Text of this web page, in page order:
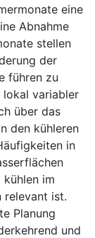
eine
Abnahme
stellen
der
führen zu
lokal variabler
über das
den kühleren
in
im
relevant ist.
Planung
und